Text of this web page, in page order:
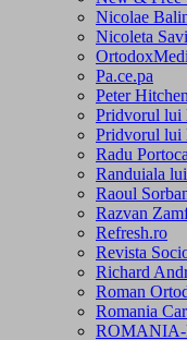
Nicolae
Nicoleta
Pa.ce.pa
Peter
Pridvorul lui
Pridvorul lui
Radu
Randuiala
Raoul
Razvan
Refresh.ro
Revista
Richard
Roman
Romania